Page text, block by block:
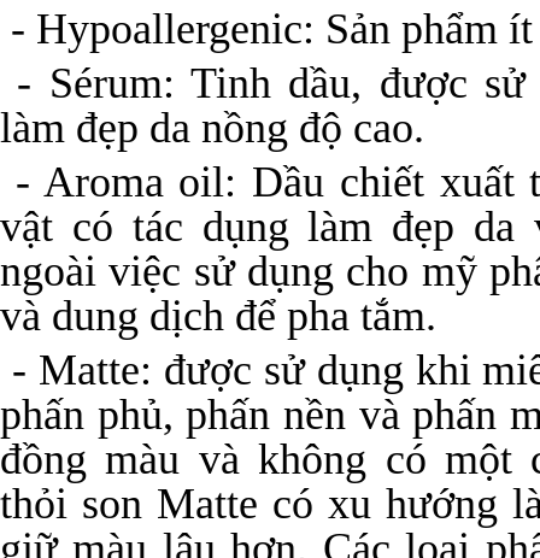
- Hypoallergenic: Sản phẩm
- Sérum: Tinh dầu, được
làm đẹp da nồng độ cao.
- Aroma oil: Dầu chiết xuất
vật có tác dụng làm đẹp
ngoài việc sử dụng cho mỹ
và dung dịch để pha tắm.
- Matte: được sử dụng khi
phấn phủ, phấn nền và phấn
đồng màu và không có một
thỏi son Matte có xu hướng
giữ màu lâu hơn. Các loại